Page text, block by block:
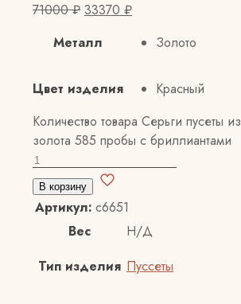
71000₽ 33370 ₽
Металл
Золото
Цвет изделия
Красный
Количество товара Серьги пусеты из
золота 585 пробы с бриллиантами
В корзину
Артикул: с6651
Вес
Н/Д
Тип изделия Пуссеты